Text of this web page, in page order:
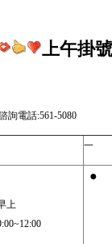
上午掛
詢電話:561-5080
一
上
●